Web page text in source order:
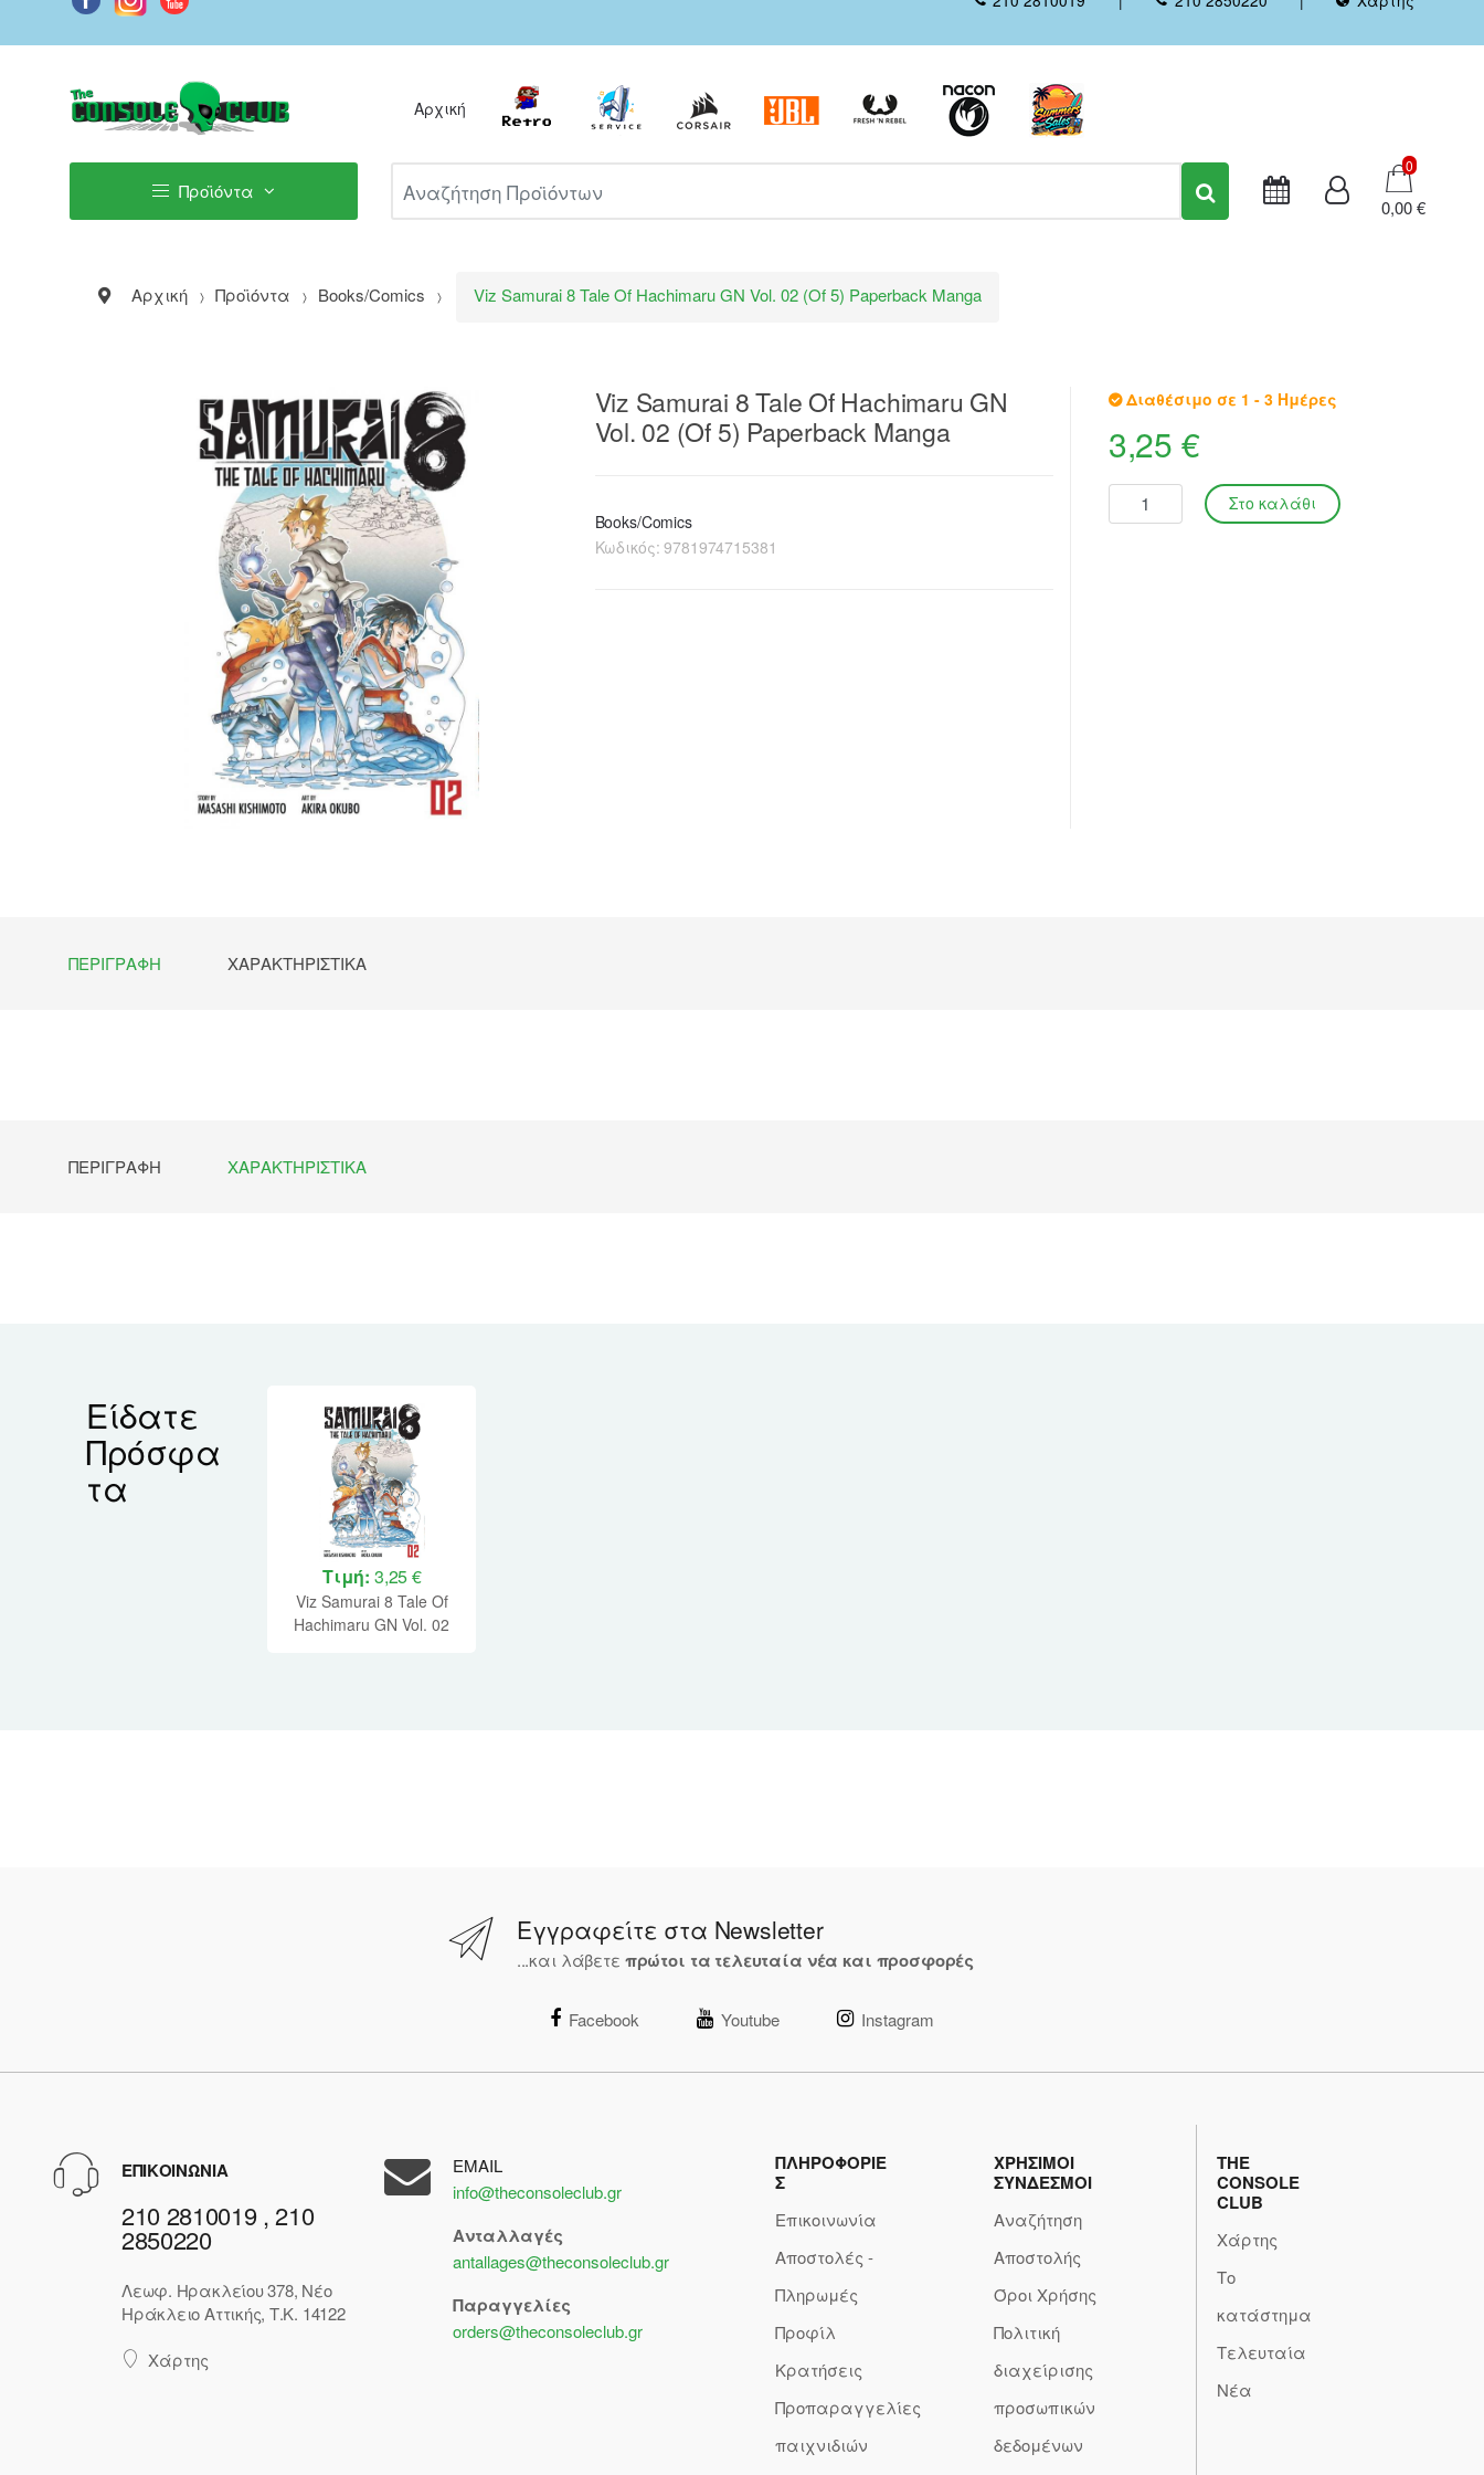
Αρχική
Προϊόντα
Καλάθι
0
0,00 €
Αρχική Προϊόντα Books/Comics Viz Samurai 8 Tale Of Hachimaru GN Vol. 02 (Of 5) Paperback Manga
Viz Samurai 8 Tale Of Hachimaru GN
Vol. 02 (Of 5) Paperback Manga
Books/Comics
Κωδικός:9781974715381
Διαθέσιμο σε 1 - 3 Ημέρες
3,25 €
ΠΕΡΙΓΡΑΦΉ ΧΑΡΑΚΤΗΡΙΣΤΙΚΆ
ΠΕΡΙΓΡΑΦΉ ΧΑΡΑΚΤΗΡΙΣΤΙΚΆ
Είδατε
Πρόσφα
τα
Τιμή: 3,25 €
Viz Samurai 8 Tale Of
Hachimaru GN Vol. 02
Εγγραφείτε στα Newsletter
...και λάβετε πρώτοι τα τελευταία νέα και προσφορές
Facebook Youtube Instagram
ΕΠΙΚΟΙΝΩΝΙΑ
210 2810019 , 210
2850220
Λεωφ. Ηρακλείου 378, Νέο
Ηράκλειο Αττικής, Τ.Κ. 14122
Χάρτης
EMAIL
info@theconsoleclub.gr
Ανταλλαγές
antallages@theconsoleclub.gr
Παραγγελίες
orders@theconsoleclub.gr
ΠΛΗΡΟΦΟΡΙΕ
Σ
Επικοινωνία
Αποστολές -
Πληρωμές
Προφίλ
Κρατήσεις
Προπαραγγελίες
παιχνιδιών
ΧΡΗΣΙΜΟΙ
ΣΥΝΔΕΣΜΟΙ
Αναζήτηση
Αποστολής
Όροι Χρήσης
Πολιτική
διαχείρισης
προσωπικών
δεδομένων
THE
CONSOLE
CLUB
Χάρτης
Το
κατάστημα
Τελευταία
Νέα